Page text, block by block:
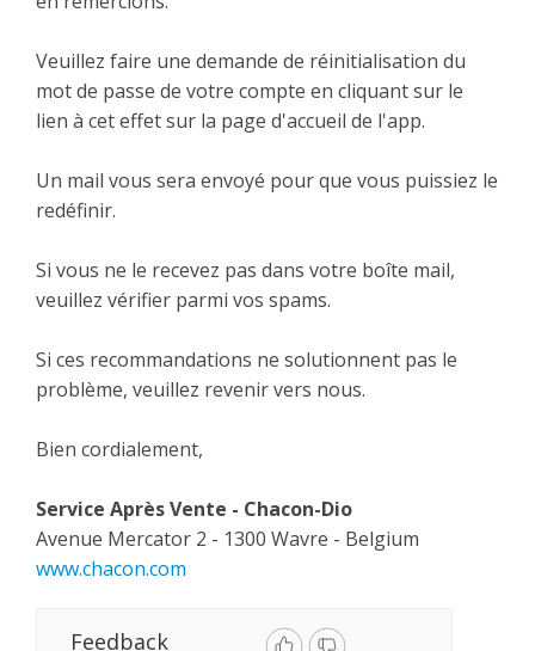
Veuillez faire une demande de réinitialisation du
mot de passe de votre compte en cliquant sur le
lien à cet effet sur la page d'accueil de l'app.
Un mail vous sera envoyé pour que vous puissiez le
redéfinir.
Si vous ne le recevez pas dans votre boîte mail,
veuillez vérifier parmi vos spams.
Si ces recommandations ne solutionnent pas le
problème, veuillez revenir vers nous.
Bien cordialement,
Service Après Vente - Chacon-Dio
Avenue Mercator 2 - 1300 Wavre - Belgium
www.chacon.com
Feedback